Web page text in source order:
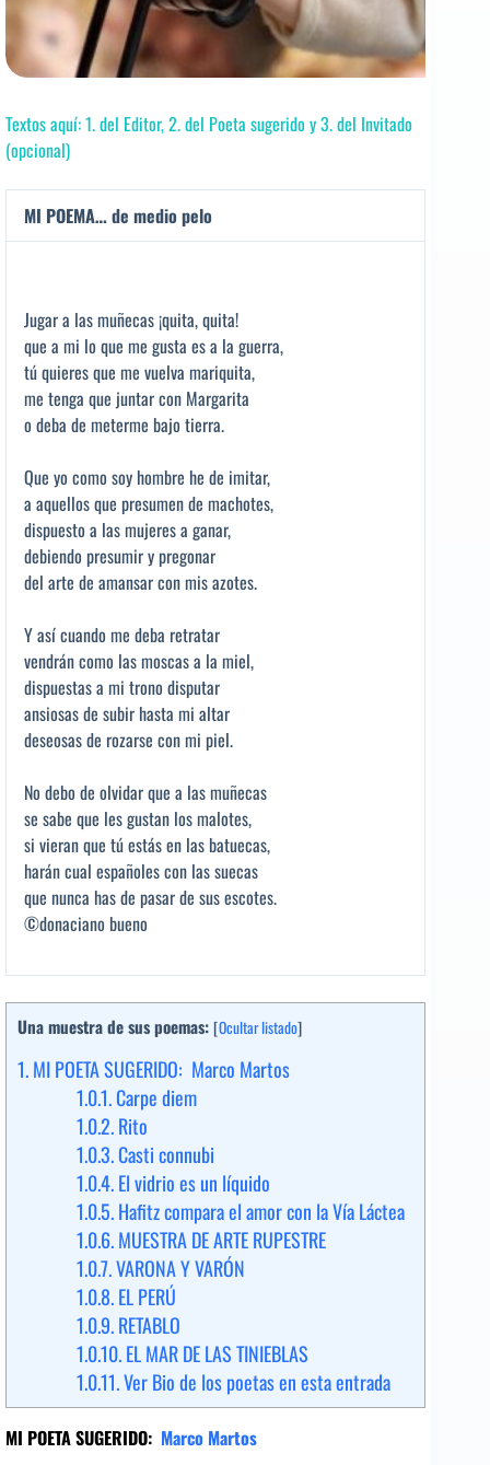
Textos aquí: 1. del Editor, 2. del Poeta sugerido y 3. del Invitado
(opcional)
MI POEMA… de medio pelo
Jugar a las muñecas ¡quita, quita!
que a mi lo que me gusta es a la guerra,
tú quieres que me vuelva mariquita,
me tenga que juntar con Margarita
o deba de meterme bajo tierra.
Que yo como soy hombre he de imitar,
a aquellos que presumen de machotes,
dispuesto a las mujeres a ganar,
debiendo presumir y pregonar
del arte de amansar con mis azotes.
Y así cuando me deba retratar
vendrán como las moscas a la miel,
dispuestas a mi trono disputar
ansiosas de subir hasta mi altar
deseosas de rozarse con mi piel.
No debo de olvidar que a las muñecas
se sabe que les gustan los malotes,
si vieran que tú estás en las batuecas,
harán cual españoles con las suecas
que nunca has de pasar de sus escotes.
©donaciano bueno
Una muestra de sus poemas: [Ocultar listado]
1.MI POETA SUGERIDO: Marco Martos
1.0.1.Carpe diem
1.0.2.Rito
1.0.3.Casti connubi
1.0.4.El vidrio es un líquido
1.0.5.Hafitz compara el amor con la Vía Láctea
1.0.6.MUESTRA DE ARTE RUPESTRE
1.0.7.VARONA Y VARÓN
1.0.8.EL PERÚ
1.0.9.RETABLO
1.0.10.EL MAR DE LAS TINIEBLAS
1.0.11.Ver Bio de los poetas en esta entrada
MI POETA SUGERIDO: Marco Martos